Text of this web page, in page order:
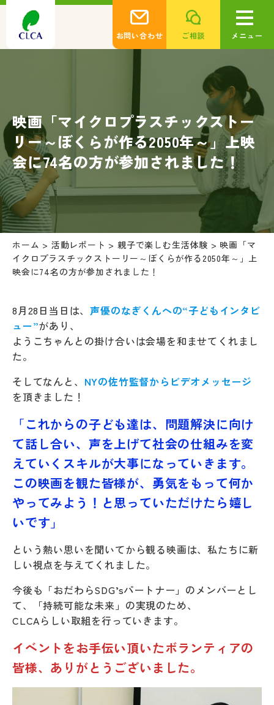
お問い合わせ ご相談 メニュー
映画「マイクロプラスチックストー
リー～ぼくらが作る2050年～」上映
会に74名の方が参加されました！
ホーム > 活動レポート >親子で楽しむ生活体験 > 映画「マ
イクロプラスチックストーリー～ぼくらが作る2050年～」上
映会に74名の方が参加されました！
8月28日当日は、声優のなぎくんへの“子どもインタビ
ュー”があり、
ようこちゃんとの掛け合いは会場を和ませてくれまし
た。
そしてなんと、 NYの佐竹監督からビデオメッセージ
を頂きました！
「これからの子ども達は、問題解決に向け
て話し合い、声を上げて社会の仕組みを変
えていくスキルが大事になっていきます。
この映画を観た皆様が、勇気をもって何か
やってみよう！と思っていただけたら嬉し
いです」
という熱い思いを聞いてから観る映画は、私たちに新
しい視点を与えてくれました。
今後も「おだわらSDG’sパートナー」のメンバーとし
て、「持続可能な未来」の実現のため、
CLCAらしい取組を行っていきます。
イベントをお手伝い頂いたボランティアの
皆様、ありがとうございました。